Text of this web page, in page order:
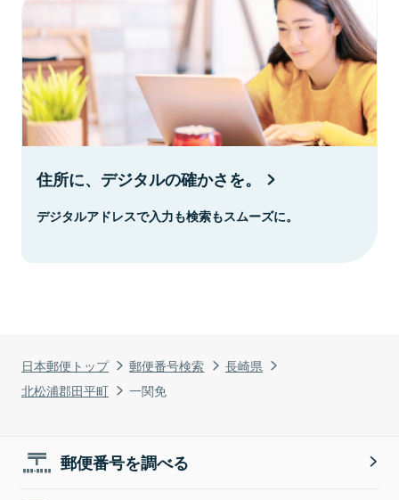
日本郵便トップ 郵便番号検索
長崎県
北松浦郡田平町
一関免
住所に、デジタルの確かさを。
デジタルアドレスで入力も検索もスムーズに。
郵便番号を調べる